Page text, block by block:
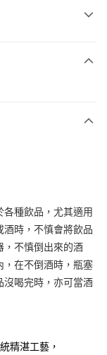
用無須另外申請。
日，確認付款後即完
認頁面所載為準。
式。 讓您購物簡單
種飲品，尤其適用
時，不慎會將飲品
，不慎倒出來的酒
，在不倒酒時，瓶塞
沒喝完時，亦可當酒
精湛工藝，